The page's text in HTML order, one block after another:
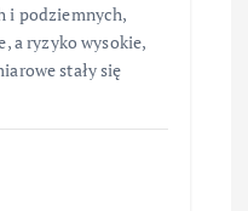
i podziemnych,
a ryzyko wysokie,
stały się